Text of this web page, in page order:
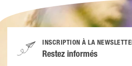
INSCRIPTION À LA
Restez informés